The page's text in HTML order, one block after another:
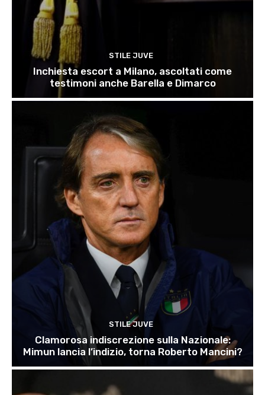
STILE JUVE
Inchiesta escort a Milano, ascoltati come
testimoni anche Barella e Dimarco
STILE JUVE
Clamorosa indiscrezione sulla Nazionale:
Mimun lancia l’indizio, torna Roberto Mancini?